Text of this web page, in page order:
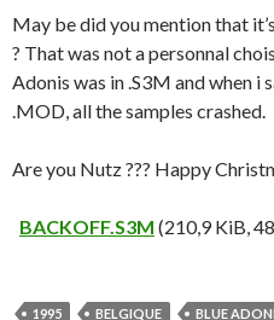
May be did you mention that
? That was not a personnal
Adonis was in .S3M and when i
.MOD, all the samples crashed.
Are you Nutz ??? Happy
BACKOFF.S3M (210,9 KiB,
1995 BELGIQUE BLUE